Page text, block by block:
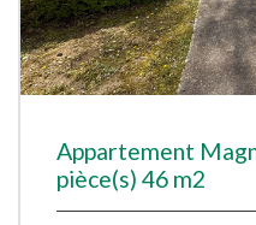
Appartement
pièce(s) 46 m2